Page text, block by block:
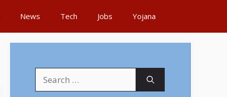
News Tech Jobs Yojana
for: